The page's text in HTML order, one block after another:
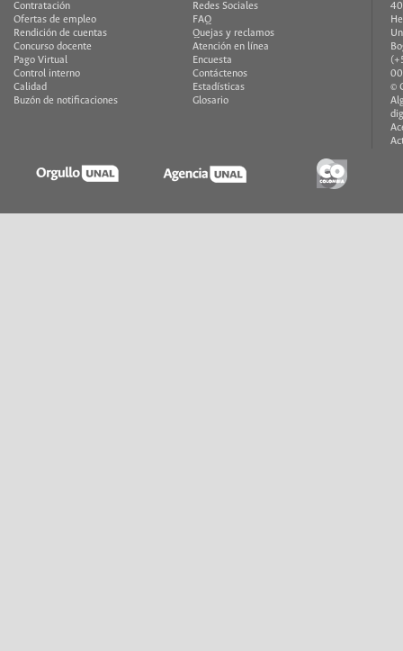
Contratación
Ofertas de empleo
Rendición de cuentas
Concurso docente
Pago Virtual
Control interno
Calidad
Buzón de notificaciones
Redes Sociales
FAQ
Quejas y reclamos
Atención en línea
Encuesta
Contáctenos
Estadísticas
Glosario
©